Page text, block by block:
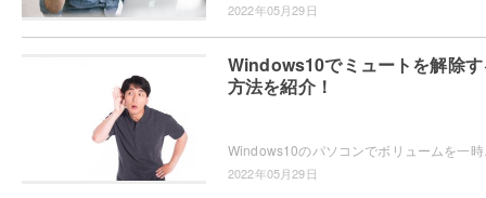
2022年05月29日
Windows10でミュートを解除
方法を紹介！
Windows10のパソコンでボリュー
2022年05月29日